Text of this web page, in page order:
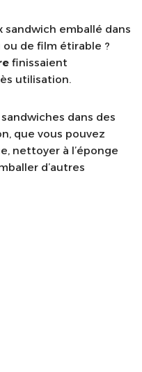
sandwich emballé dans
de film étirable ?
finissaient
utilisation.
dans des
que vous pouvez
nettoyer à l’éponge
d’autres